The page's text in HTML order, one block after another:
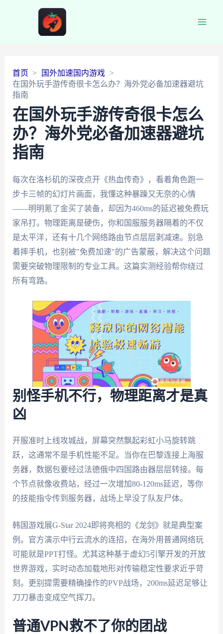
首页
国外加速国内游戏
在国外玩手游传奇很卡怎么办？海外党必备加速器避坑
指南
在国外玩手游传奇很卡怎么
办？海外党必备加速器避坑
指南
每次在洛杉矶的深夜点开《热血传奇》，看着角色跑一
步卡三帧的幻灯片画面，我懂这种暴躁又无奈的心情
——明明氪了金买了装备，却因为460ms的延迟被免费玩
家吊打。物理距离是硬伤，你和国服服务器隔着的不仅
是太平洋，还有十几个网络路由节点层层剥减速。别急
着摔手机，也别被"免费加速"的广告蒙蔽，解决这个问题
需要突破物理限制的专业工具。这篇实测经验帮你绕过
所有弯路。
别怪手机不行，物理距离才是真
凶
开服准时上线攻城战，屏幕突然飘起彩虹小马旋转跳
跃，这通常不是手机性能不足。当你在巴黎连接上海服
务器，数据包要经过法德俄中四国路由器层层转接。每
个节点就像收费站，经过一次增加80-120ms延迟，等你
的技能指令传到服务器，战场上早没了队友尸体。
韩国游戏展G-Star 2024即将亮相的《龙剑》就是典型案
例。官方演示中行云流水的连招，在海外用普通网络玩
可能就是PPT打怪。尤其这种基于虚幻5引擎开发的开放
世界游戏，实时动态加载地形对传输稳定性要求近乎苛
刻。更别提需要精确操作的PVP战场，200ms延迟足够让
刀刀暴击变成空气挥刀。
普通VPN救不了你的团战